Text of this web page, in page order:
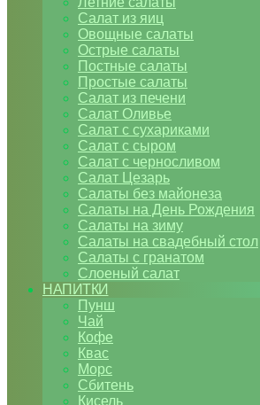
Салат из яиц
Овощные салаты
Острые салаты
Постные салаты
Простые салаты
Салат из печени
Салат Оливье
Салат с сухариками
Салат с сыром
Салат с черносливом
Салат Цезарь
Салаты без майонеза
Салаты на День Рождения
Салаты на зиму
Салаты на свадебный стол
Салаты с гранатом
Слоеный салат
НАПИТКИ
Пунш
Чай
Кофе
Квас
Морс
Сбитень
Кисель